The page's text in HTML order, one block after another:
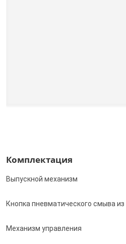
Комплектация
Выпускной механизм
Кнопка пневматического смыва из
Механизм управления